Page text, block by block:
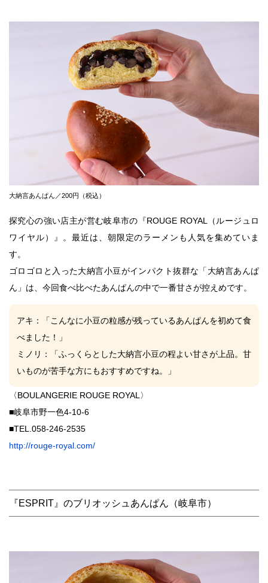
大納言あんぱん／200円（税込）
探究心の強い店主が営む岐阜市の『ROUGE ROYAL（ルージュロ
ワイヤル）』。最近は、朝限定のラーメンも人気を集めていま
す。
ゴロゴロと入った大納言小豆がインパクト抜群な「大納言あんぱ
ん」は、今回食べ比べたあんぱんの中で一番甘さが控えめです。
アキ ：「こんなに小豆の粒感が残っているあんぱんを初めて食
べました！」
ミノリ ：「ふっくらとした大納言小豆の程よい甘さが上品。甘
いものが苦手な方にもおすすめですね。」
〈BOULANGERIE ROUGE ROYAL〉
■岐阜市野一色4-10-6
■TEL.058-246-2535
http://rouge-royal.com/
『ESPRIT』のブリオッシュあんぱん（岐阜市）